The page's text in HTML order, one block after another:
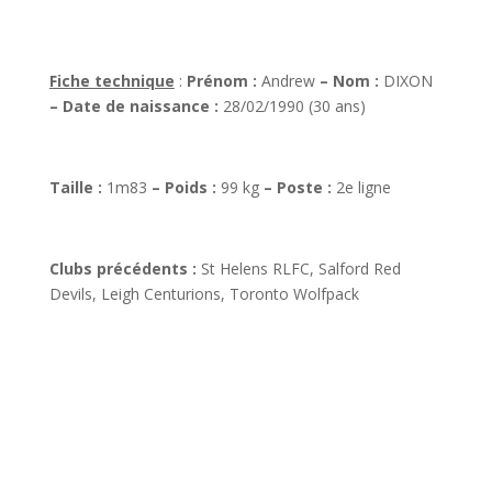
Fiche technique : Prénom : Andrew– Nom : DIXON
– Date de naissance : 28/02/1990 (30 ans)
Taille : 1m83 – Poids : 99 kg– Poste : 2e ligne
Clubs précédents : St Helens RLFC, Salford Red
Devils, Leigh Centurions, Toronto Wolfpack